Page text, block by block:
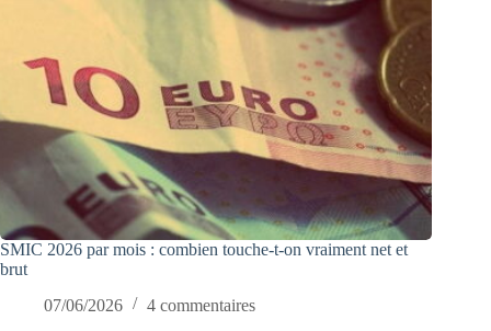
SMIC 2026 par mois : combien touche-t-on vraiment net et
brut
07/06/2026
4 commentaires